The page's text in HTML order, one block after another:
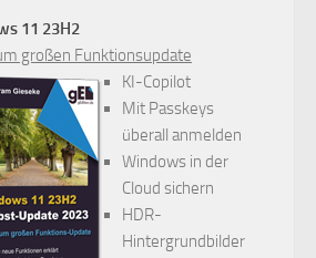
11 23H2
großen Funktionsupdate
KI-Copilot
Mit Passkeys
überall anmelden
Windows in der
Cloud sichern
HDR-
Hintergrundbilder